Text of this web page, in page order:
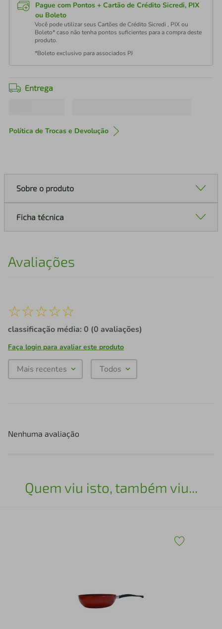
Pague com Pontos + Cartão de Crédito Sicredi, PIX
ou Boleto
Você pode utilizar seus Cartões de Crédito Sicredi , PIX ou
Boleto* caso não tenha pontos suficientes para a compra deste
produto.
*Boleto exclusivo para associados PJ
Entrega
Política de Trocas e Devolução
Sobre o produto
Ficha técnica
Avaliações
☆☆☆☆☆
classificação média: 0 (0 avaliações)
Faça login para avaliar este produto
Mais recentes Todos
Nenhuma avaliação
Quem viu isto, também viu...